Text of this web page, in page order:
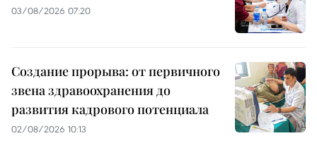
03/08/2026 07:20
Создание прорыва: от первичного
звена здравоохранения до
развития кадрового потенциала
02/08/2026 10:13